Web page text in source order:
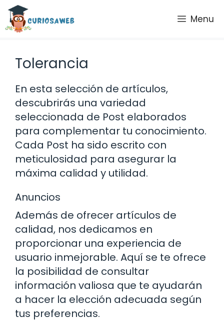
Saltar
contenido
Menu
Tolerancia
En esta selección de artículos,
descubrirás una variedad
seleccionada de Post elaborados
para complementar tu conocimiento.
Cada Post ha sido escrito con
meticulosidad para asegurar la
máxima calidad y utilidad.
Anuncios
Además de ofrecer artículos de
calidad, nos dedicamos en
proporcionar una experiencia de
usuario inmejorable. Aquí se te ofrece
la posibilidad de consultar
información valiosa que te ayudarán
a hacer la elección adecuada según
tus preferencias.